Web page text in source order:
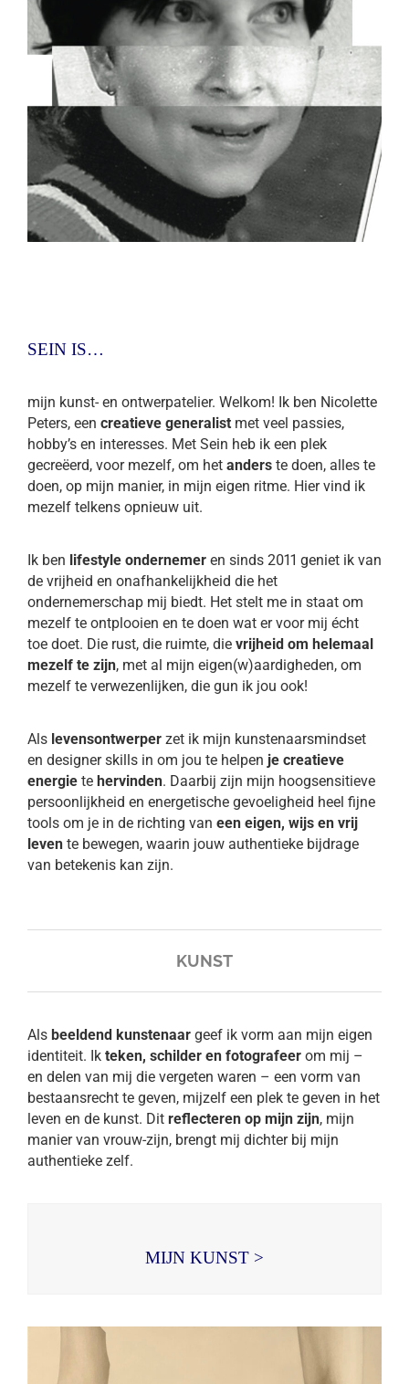
SEIN IS…
mijn kunst- en ontwerpatelier. Welkom! Ik ben Nicolette
Peters, een creatieve generalist met veel passies,
hobby’s en interesses. Met Sein heb ik een plek
gecreëerd, voor mezelf, om het anders te doen, alles te
doen, op mijn manier, in mijn eigen ritme. Hier vind ik
mezelf telkens opnieuw uit.
Ik ben lifestyle ondernemer en sinds 2011 geniet ik van
de vrijheid en onafhankelijkheid die het
ondernemerschap mij biedt. Het stelt me in staat om
mezelf te ontplooien en te doen wat er voor mij écht
toe doet. Die rust, die ruimte, die vrijheid om helemaal
mezelf te zijn, met al mijn eigen(w)aardigheden, om
mezelf te verwezenlijken, die gun ik jou ook!
Als levensontwerper zet ik mijn kunstenaarsmindset
en designer skills in om jou te helpen je creatieve
energie te hervinden. Daarbij zijn mijn hoogsensitieve
persoonlijkheid en energetische gevoeligheid heel fijne
tools om je in de richting van een eigen, wijs en vrij
leven te bewegen, waarin jouw authentieke bijdrage
van betekenis kan zijn.
KUNST
Als beeldend kunstenaar geef ik vorm aan mijn eigen
identiteit. Ik teken, schilder en fotografeer om mij –
en delen van mij die vergeten waren – een vorm van
bestaansrecht te geven, mijzelf een plek te geven in het
leven en de kunst. Dit reflecteren op mijn zijn, mijn
manier van vrouw-zijn, brengt mij dichter bij mijn
authentieke zelf.
MIJN KUNST >